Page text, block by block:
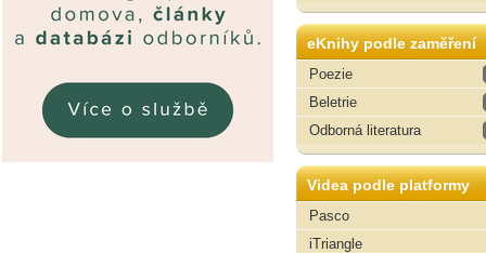
eKnihy podle zaměření
Poezie
Beletrie
Odborná literatura
Videa podle platformy
Pasco
iTriangle